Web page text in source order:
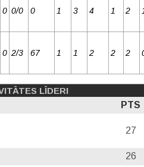
0 0/0 0 1 3 4 1 2
0 2/3 67 1 1 2 2 2
LĪDERI
PTS
27
26